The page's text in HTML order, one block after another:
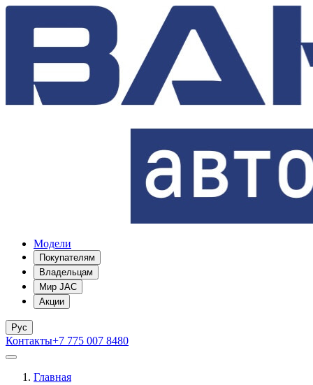
Модели
Покупателям
Владельцам
Мир JAC
Акции
Рус
Контакты+7 775 007 8480
Главная